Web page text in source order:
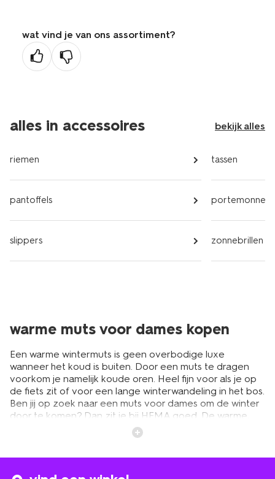
wat vind je van ons assortiment?
alles in accessoires bekijk alles
riemen
pantoffels
slippers
tassen
portemonnees
zonnebrillen
warme muts voor dames kopen
Een warme wintermuts is geen overbodige luxe
wanneer het koud is buiten. Door een muts te dragen
voorkom je namelijk koude oren. Heel fijn voor als je op
de fiets zit of voor een lange winterwandeling in het bos.
Ben jij op zoek naar een muts voor dames om de winter
door te komen? Dan zit je bij HEMA goed. De warme,
gebreide damesmutsen van HEMA zijn namelijk
multifunctioneel. Zo zorgen ze niet alleen voor een